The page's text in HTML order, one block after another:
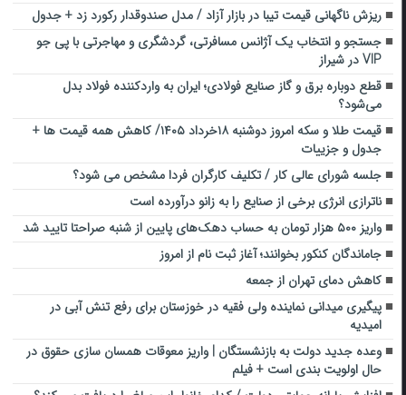
ریزش ناگهانی قیمت تیبا در بازار آزاد / مدل صندوقدار رکورد زد + جدول
جستجو و انتخاب یک آژانس مسافرتی، گردشگری و مهاجرتی با پی جو
VIP در شیراز
قطع دوباره برق و گاز صنایع فولادی؛ ایران به واردکننده فولاد بدل
می‌شود؟
قیمت طلا و سکه امروز دوشنبه ۱۸خرداد ۱۴۰۵/ کاهش همه قیمت ها +
جدول و جزییات
جلسه شورای عالی کار / تکلیف کارگران فردا مشخص می شود؟
ناترازی انرژی برخی از صنایع را به زانو درآورده است
واریز ۵۰۰ هزار تومان به حساب دهک‌های پایین از شنبه صراحتا تایید شد
جاماندگان کنکور بخوانند؛ آغاز ثبت نام از امروز
کاهش دمای تهران از جمعه
پیگیری میدانی نماینده ولی فقیه در خوزستان برای رفع تنش آبی در
امیدیه
وعده جدید دولت به بازنشستگان | واریز معوقات همسان سازی حقوق در
حال اولویت بندی است + فیلم